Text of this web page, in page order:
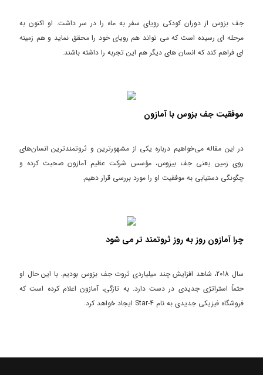
جف بزوس از دوران کودکی رویای سفر به ماه را در سر داشت. او اکنون به
مرحله ای رسیده است که می تواند هم رویای خود را محقق نماید و هم زمینه
ای فراهم کند که انسان های دیگر هم این تجربه را داشته باشند.
موفقیت جف بزوس با آمازون
در این مقاله می‌خواهیم درباره یکی از مشهورترین و ثروتمندترین انسان‌های
روی زمین یعنی جف بیزوس، مؤسس شرکت عظیم آمازون صحبت کرده و
چگونگی دستیابی به موفقیت او را مورد بررسی قرار دهیم.
چرا آمازون روز به روز ثروتمند تر می شود
سال 2018، شاهد افزایش چند میلیاردی ثروت جف بزوس بودیم. با این حال او
حتماً استراتژی جدیدی در دست دارد. به تازگی، آمازون اعلام کرده است که
فروشگاه فیزیکی جدیدی به نام 4-Star ایجاد خواهد کرد.